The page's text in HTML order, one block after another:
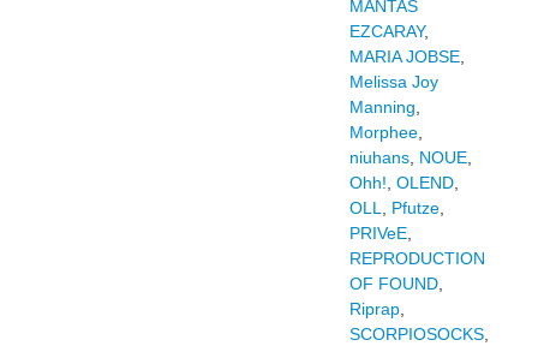
MANTAS
EZCARAY,
MARIA JOBSE,
Melissa Joy
Manning
Morphee,
niuhans, NOUE,
Ohh! OLEND,
OLL
Pfutze,
PRIVeE,
REPRODUCTION
OF FOUND,
Riprap,
SCORPIOSOCKS,